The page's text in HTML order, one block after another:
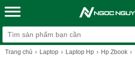
Trang chủ Laptop Laptop Hp Hp Zbook